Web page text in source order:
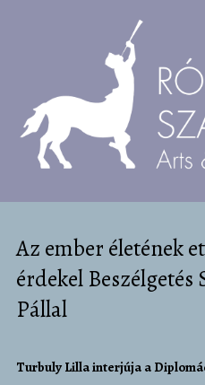
Az ember életének
érdekel Beszélgetés
Pállal
Turbuly Lilla interjúja a